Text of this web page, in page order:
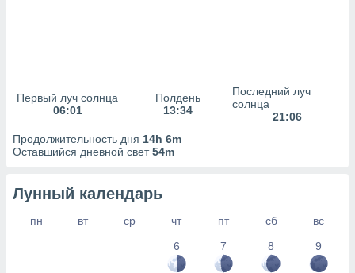
Первый луч солнца
06:01
Полдень
13:34
Последний луч
солнца
21:06
Продолжительность дня 14h 6m
Оставшийся дневной свет54m
Лунный календарь
пн вт ср чт пт сб
вс
6
7 8 9